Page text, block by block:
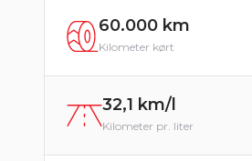
60.000 km
Kilometer kørt
32,1 km/l
Kilometer pr. liter